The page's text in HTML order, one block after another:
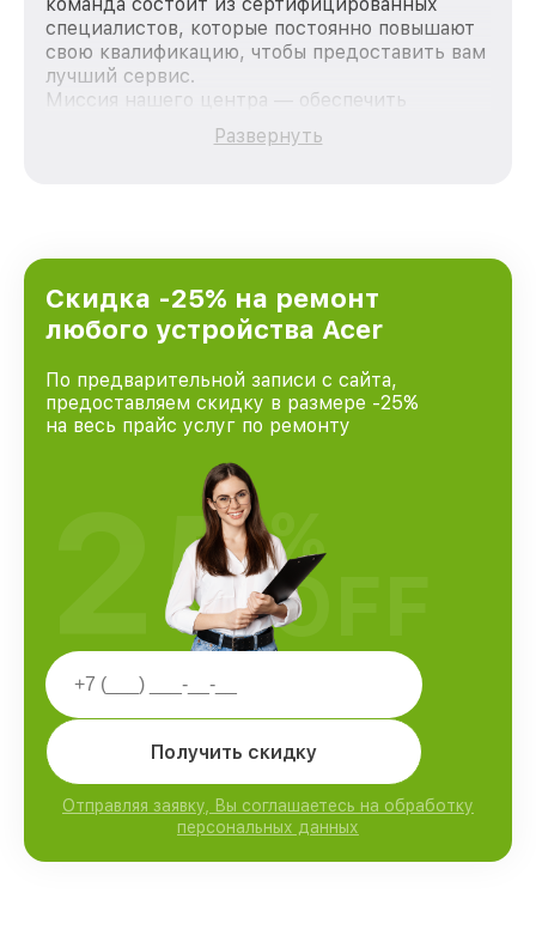
команда состоит из сертифицированных
специалистов, которые постоянно повышают
свою квалификацию, чтобы предоставить вам
лучший сервис.
Миссия нашего центра — обеспечить
качественный и доступный ремонт для
каждого пользователя продукции Acer, вне
Санкт-Петербурге, постоянно повышая
уровень доверия и лояльности наших
клиентов.
Развернуть
Скидка -25% на ремонт
любого устройства Acer
По предварительной записи с сайта,
предоставляем скидку в размере -25%
на весь прайс услуг по ремонту
Получить скидку
Отправляя заявку, Вы соглашаетесь на обработку
персональных данных
25%
OFF